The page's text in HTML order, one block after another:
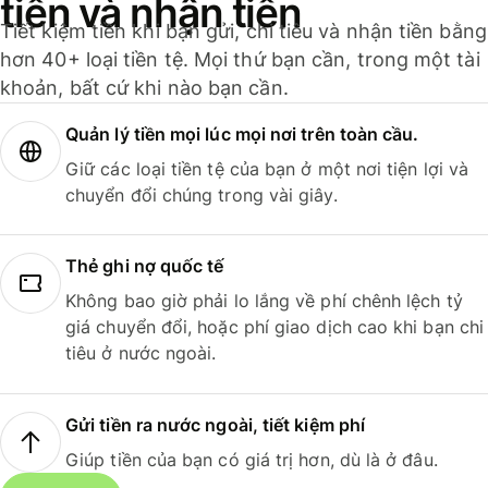
tiền và nhận tiền
Tiết kiệm tiền khi bạn gửi, chi tiêu và nhận tiền bằng
hơn 40+ loại tiền tệ. Mọi thứ bạn cần, trong một tài
khoản, bất cứ khi nào bạn cần.
Quản lý tiền mọi lúc mọi nơi trên toàn cầu.
Giữ các loại tiền tệ của bạn ở một nơi tiện lợi và
chuyển đổi chúng trong vài giây.
Thẻ ghi nợ quốc tế
Không bao giờ phải lo lắng về phí chênh lệch tỷ
giá chuyển đổi, hoặc phí giao dịch cao khi bạn chi
tiêu ở nước ngoài.
Gửi tiền ra nước ngoài, tiết kiệm phí
Giúp tiền của bạn có giá trị hơn, dù là ở đâu.